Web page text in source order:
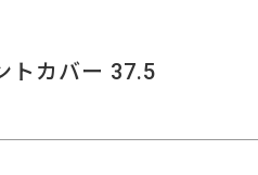
トカバー 37.5